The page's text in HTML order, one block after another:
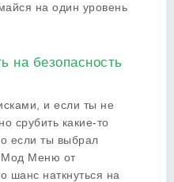
на один уровень
на безопасность
и если ты не
срубить какие-то
если ты выбрал
Мод Меню от
шанс наткнуться на